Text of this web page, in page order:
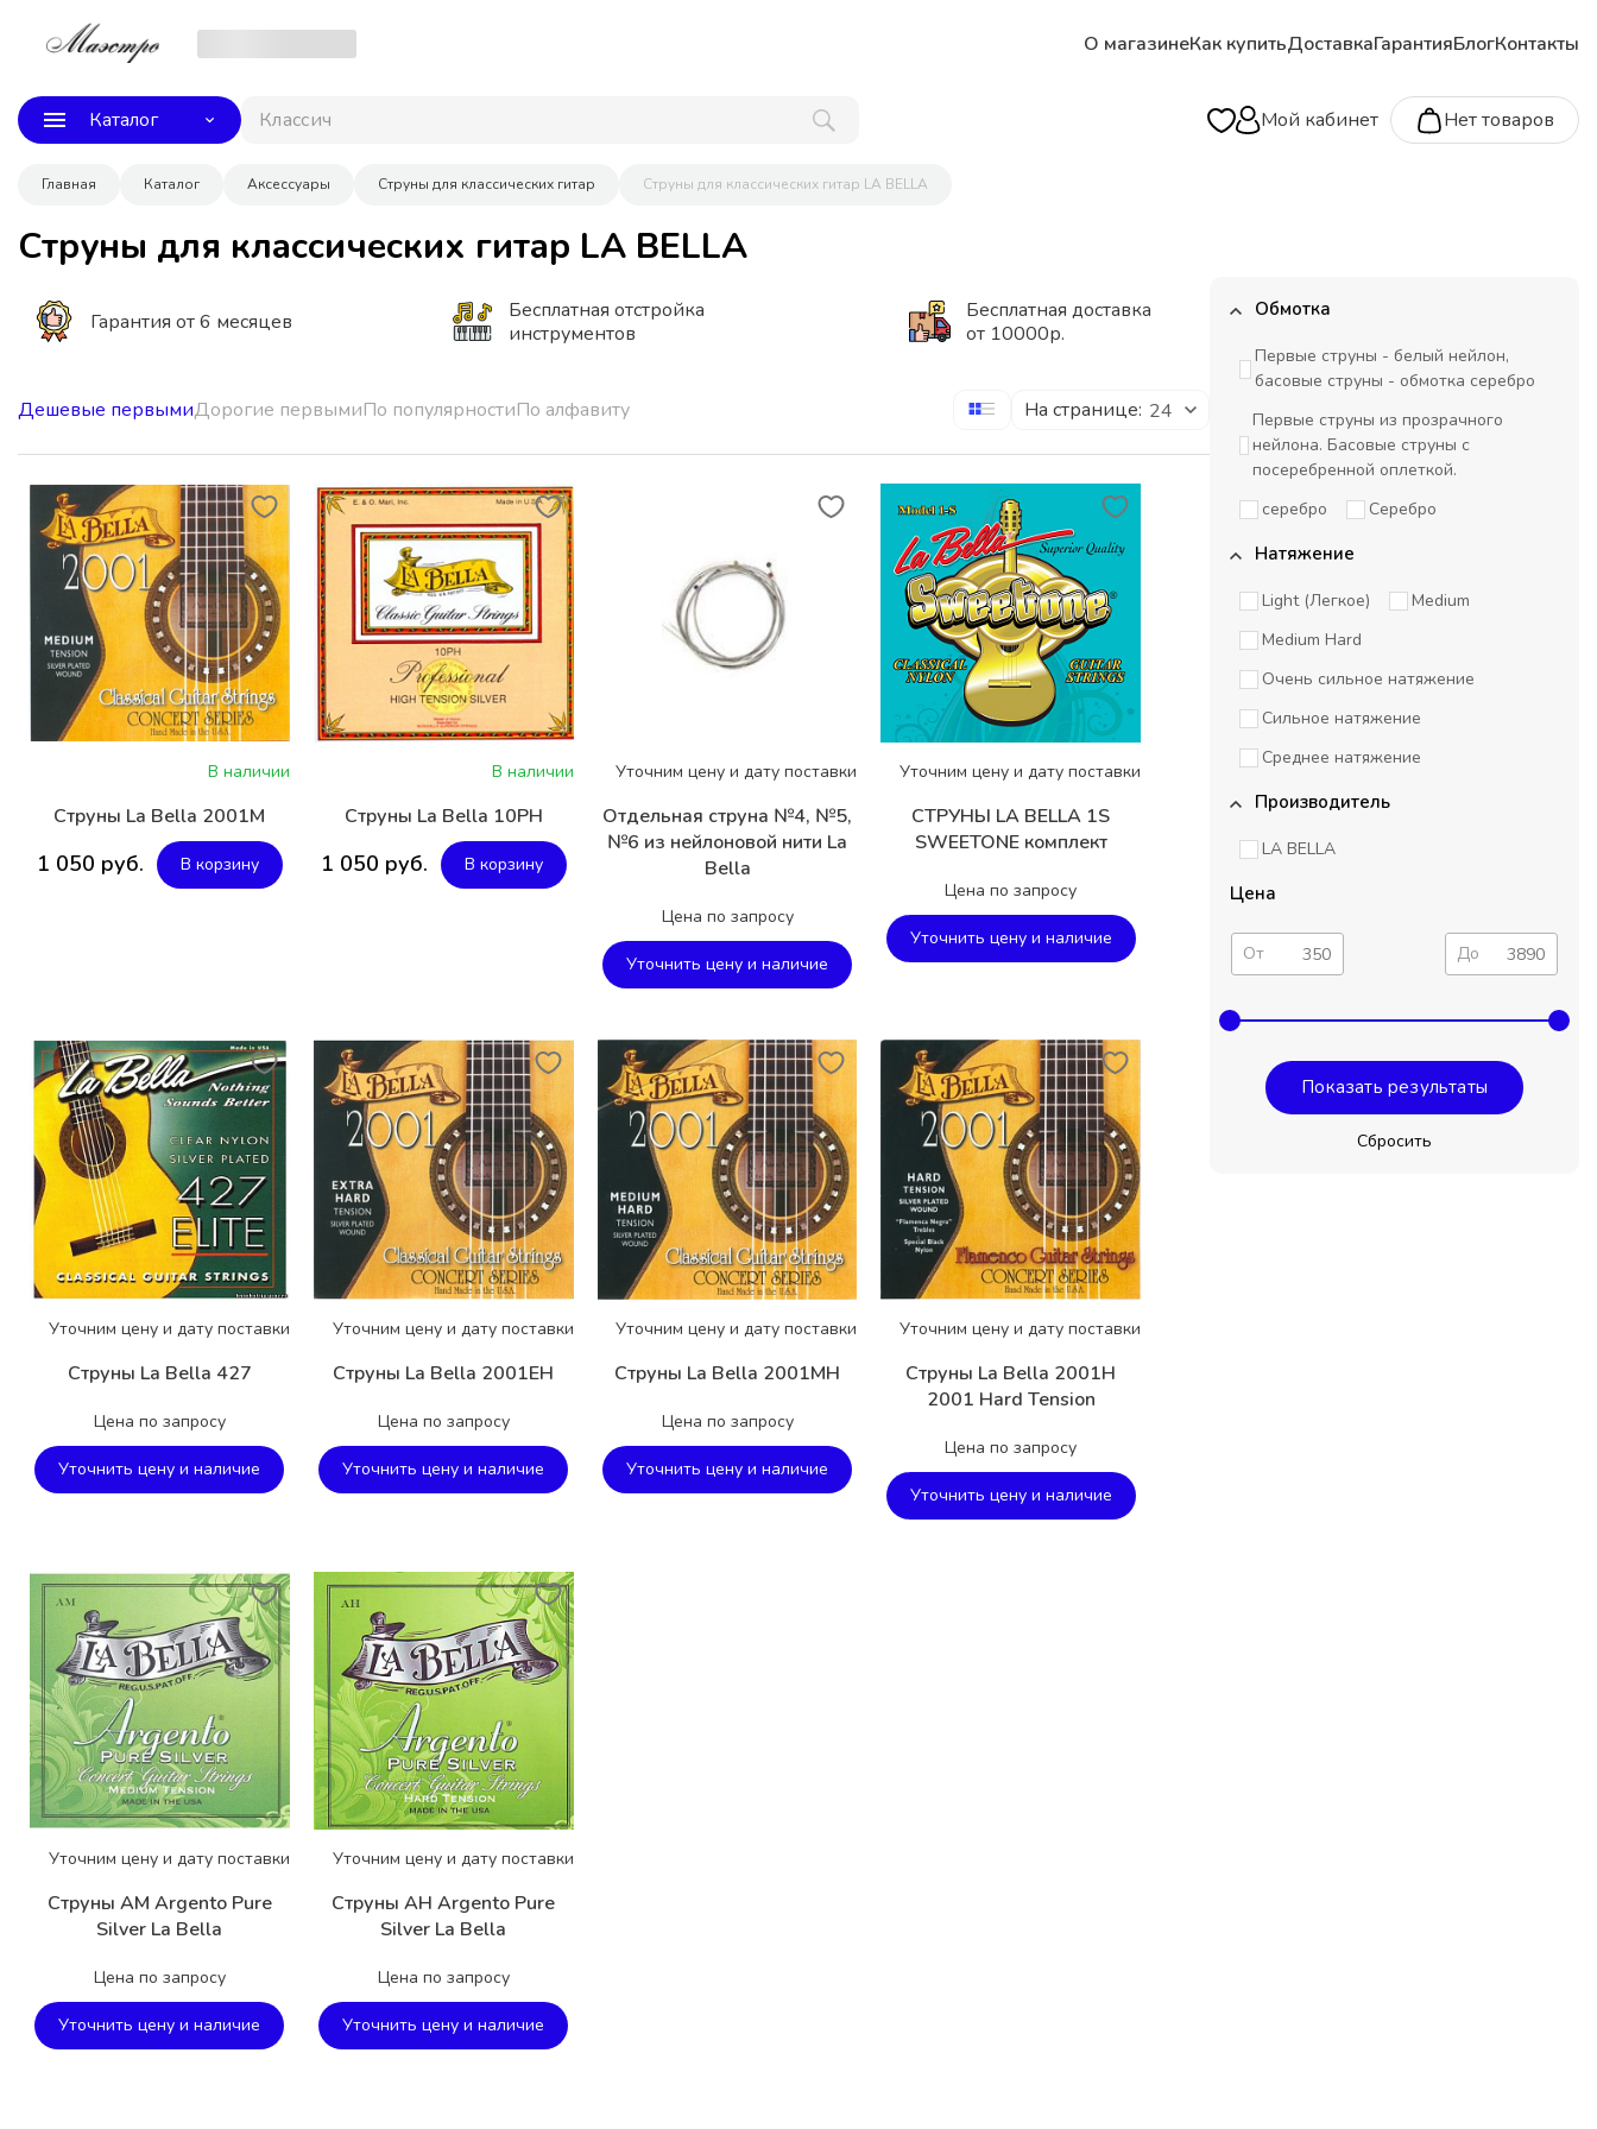
О магазинеКак купитьДоставкаГарантияБлогКонтакты
Каталог Классическая Мой кабинет Нет товаров
Главная Каталог Аксессуары Струны для классических гитар Струны для классических гитар LA BELLA
Струны для классических гитар LA BELLA
Гарантия от 6 месяцев
Бесплатная отстройка
инструментов
Бесплатная доставка
от 10000р.
Дешевые первымиДорогие первымиПо популярностиПо алфавиту На странице: 24
В наличии
Струны La Bella 2001M
1 050 руб. В корзину
В наличии
Струны La Bella 10PH
1 050 руб. В корзину
Уточним цену и дату поставки
Отдельная струна №4, №5,
№6 из нейлоновой нити La
Bella
Цена по запросу
Уточнить цену и наличие
Уточним цену и дату поставки
СТРУНЫ LA BELLA 1S
SWEETONE комплект
Цена по запросу
Уточнить цену и наличие
Уточним цену и дату поставки
Струны La Bella 427
Цена по запросу
Уточнить цену и наличие
Уточним цену и дату поставки
Струны La Bella 2001EH
Цена по запросу
Уточнить цену и наличие
Уточним цену и дату поставки
Струны La Bella 2001MH
Цена по запросу
Уточнить цену и наличие
Уточним цену и дату поставки
Струны La Bella 2001H
2001 Hard Tension
Цена по запросу
Уточнить цену и наличие
Уточним цену и дату поставки
Струны AM Argento Pure
Silver La Bella
Цена по запросу
Уточнить цену и наличие
Уточним цену и дату поставки
Струны AH Argento Pure
Silver La Bella
Цена по запросу
Уточнить цену и наличие
Обмотка
Первые струны - белый нейлон,
басовые струны - обмотка серебро
Первые струны из прозрачного
нейлона. Басовые струны с
посеребренной оплеткой.
серебро
Серебро
Натяжение
Light (Легкое)
Medium
Medium Hard
Очень сильное натяжение
Сильное натяжение
Среднее натяжение
Производитель
LA BELLA
Цена
От До